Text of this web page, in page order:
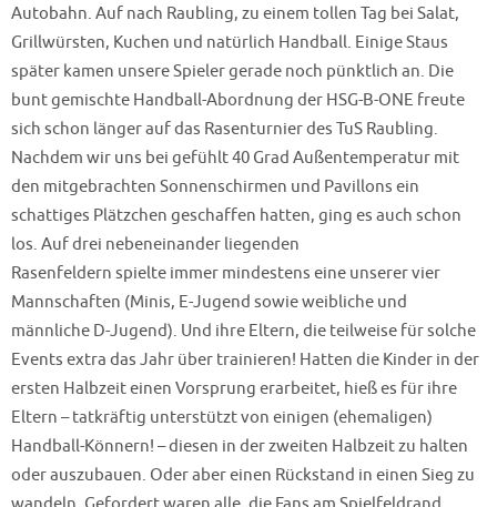
Autobahn. Auf nach Raubling, zu einem tollen Tag bei Salat,
Grillwürsten, Kuchen und natürlich Handball. Einige Staus
später kamen unsere Spieler gerade noch pünktlich an. Die
bunt gemischte Handball-Abordnung der HSG-B-ONE freute
sich schon länger auf das Rasenturnier des TuS Raubling.
Nachdem wir uns bei gefühlt 40 Grad Außentemperatur mit
den mitgebrachten Sonnenschirmen und Pavillons ein
schattiges Plätzchen geschaffen hatten, ging es auch schon
los. Auf drei nebeneinander liegenden
Rasenfeldern spielte immer mindestens eine unserer vier
Mannschaften (Minis, E-Jugend sowie weibliche und
männliche D-Jugend). Und ihre Eltern, die teilweise für solche
Events extra das Jahr über trainieren! Hatten die Kinder in der
ersten Halbzeit einen Vorsprung erarbeitet, hieß es für ihre
Eltern – tatkräftig unterstützt von einigen (ehemaligen)
Handball-Könnern! – diesen in der zweiten Halbzeit zu halten
oder auszubauen. Oder aber einen Rückstand in einen Sieg zu